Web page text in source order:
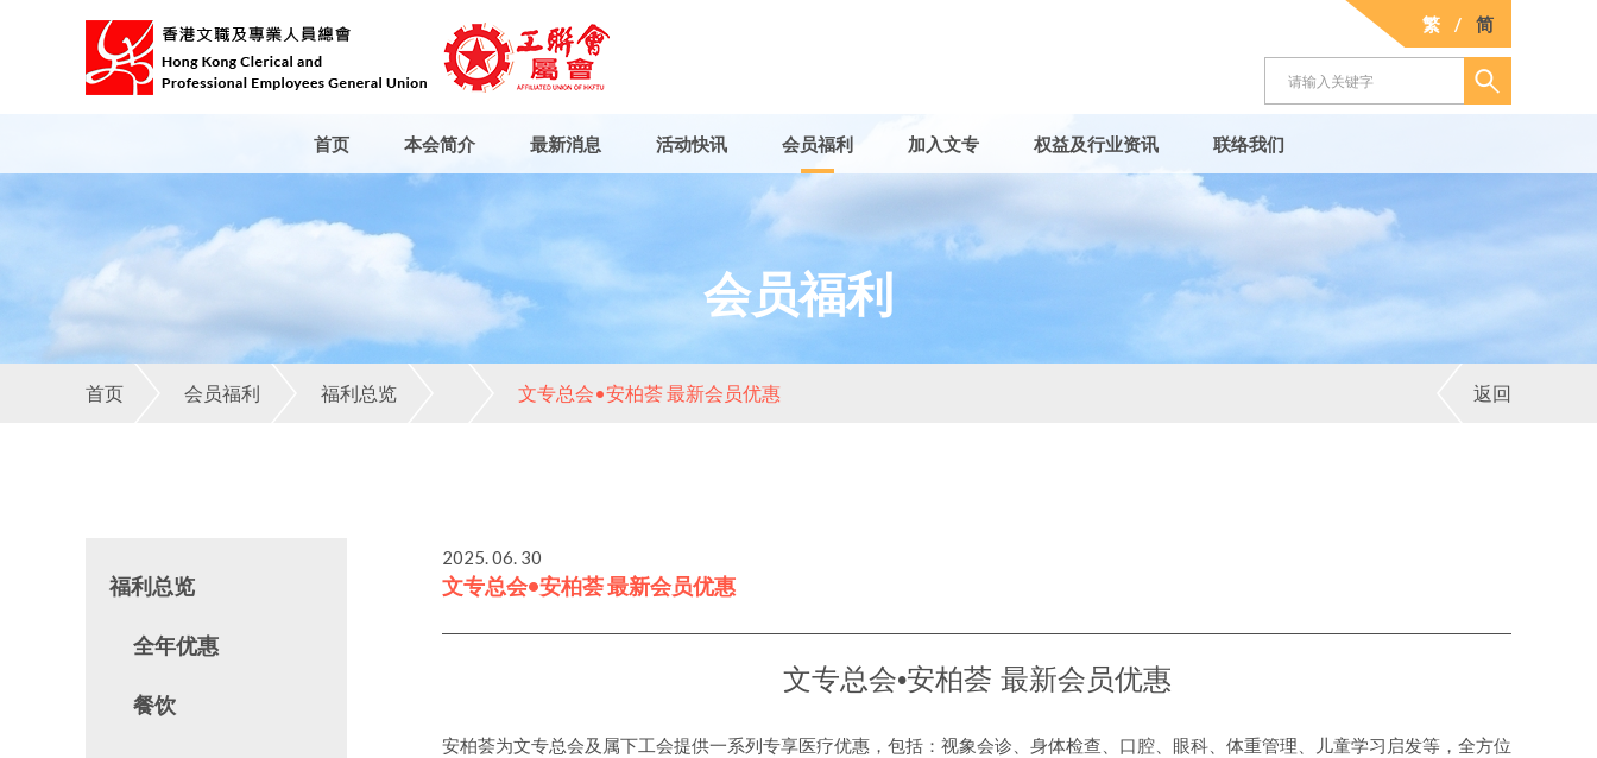
繁 / 简
首页 本会简介 最新消息 活动快讯 会员福利 加入文专 权益及行业资讯 联络我们
会员福利
首页 会员福利 福利总览 文专总会•安柏荟 最新会员优惠 返回
福利总览
全年优惠
餐饮
2025. 06. 30
文专总会•安柏荟 最新会员优惠
文专总会•安柏荟 最新会员优惠
安柏荟为文专总会及属下工会提供一系列专享医疗优惠，包括：视象会诊、身体检查、口腔、眼科、体重管理、儿童学习启发等，全方位